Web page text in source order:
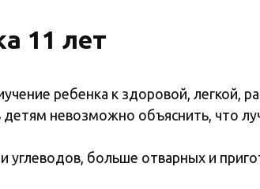
11 лет
ребенка к здоровой, легкой,
невозможно объяснить, что
больше отварных и